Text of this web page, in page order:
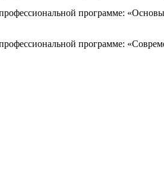
программе:
программе: